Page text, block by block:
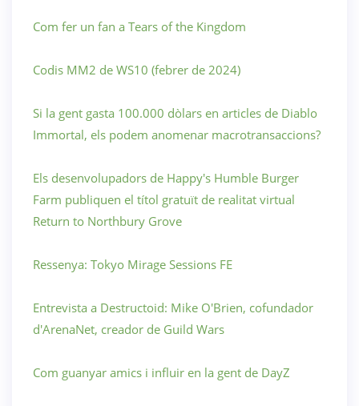
Com fer un fan a Tears of the Kingdom
Codis MM2 de WS10 (febrer de 2024)
Si la gent gasta 100.000 dòlars en articles de Diablo
Immortal, els podem anomenar macrotransaccions?
Els desenvolupadors de Happy's Humble Burger
Farm publiquen el títol gratuït de realitat virtual
Return to Northbury Grove
Ressenya: Tokyo Mirage Sessions FE
Entrevista a Destructoid: Mike O'Brien, cofundador
d'ArenaNet, creador de Guild Wars
Com guanyar amics i influir en la gent de DayZ